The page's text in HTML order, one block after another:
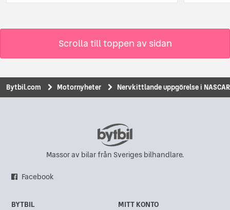
Scrolla till toppen av sidan
Bytbil.com Motornyheter Nervkittlande uppgörelse i
Massor av bilar från Sveriges bilhandlare.
Facebook
BYTBIL
MITT KONTO